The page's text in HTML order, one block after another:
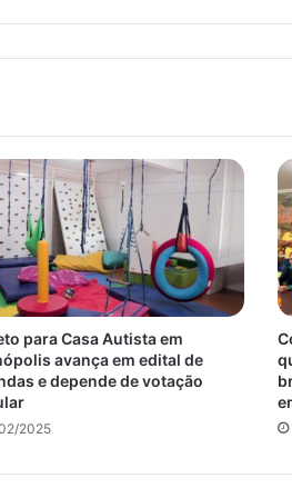
para Casa Autista em
avança em edital de
e depende de votação
2025